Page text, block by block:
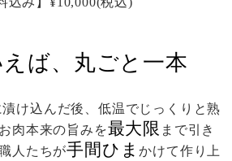
ば、丸ごと一本
漬け込んだ後、低温でじっくりと熟
肉本来の旨みを最大限 まで引き
人たちが手間ひまかけて作り上